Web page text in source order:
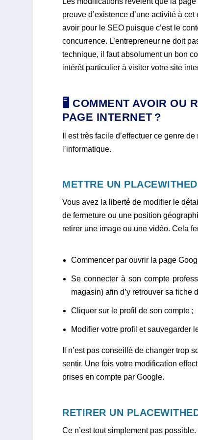
preuve d’existence d’une activité à
avoir pour le SEO puisque c’est le
concurrence. L’entrepreneur ne doit
technique, il faut absolument un bon
intérêt particulier à visiter votre site
🖥️ COMMENT AVOIR OU
PAGE INTERNET ?
Il est très facile d’effectuer ce genre
l’informatique.
METTRE UN
Vous avez la liberté de modifier le
de fermeture ou une position
retirer une image ou une vidéo. Cela
Commencer par ouvrir la page
Se connecter à son compte
magasin) afin d’y retrouver sa fiche
Cliquer sur le profil de son compte ;
Modifier votre profil et sauvegarder
Il n’est pas conseillé de changer trop
sentir. Une fois votre modification
prises en compte par Google.
RETIRER UN
Ce n’est tout simplement pas